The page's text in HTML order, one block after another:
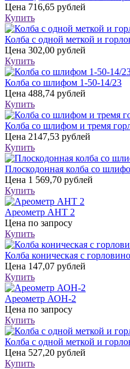
Цена 716,65 рублей
Купить
Колба с одной меткой и
Цена 302,00 рублей
Купить
Колба со шлифом 1-50-14/23
Цена 488,74 рублей
Купить
Колба со шлифом и тремя
Цена 2147,53 рублей
Купить
Плоскодонная колба со
Цена 1 569,70 рублей
Купить
Ареометр АНТ 2
Цена по запросу
Купить
Колба коническая с
Цена 147,07 рублей
Купить
Ареометр АОН-2
Цена по запросу
Купить
Колба с одной меткой и
Цена 527,20 рублей
Купить